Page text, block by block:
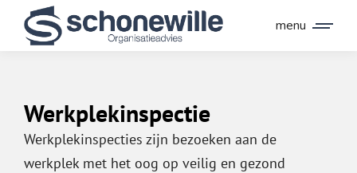
menu
Werkplekinspectie
Werkplekinspecties zijn bezoeken aan de
werkplek met het oog op veilig en gezond